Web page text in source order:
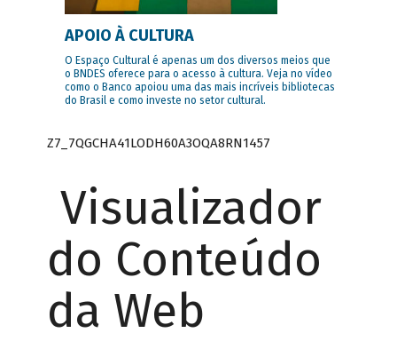
APOIO À CULTURA
O Espaço Cultural é apenas um dos diversos meios que
o BNDES oferece para o acesso à cultura. Veja no vídeo
como o Banco apoiou uma das mais incríveis bibliotecas
do Brasil e como investe no setor cultural.
Z7_7QGCHA41LODH60A3OQA8RN1457
Visualizador
do Conteúdo
da Web